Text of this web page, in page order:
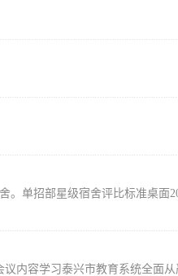
单招部星级宿舍评比标准桌面
内容学习泰兴市教育系统全面从